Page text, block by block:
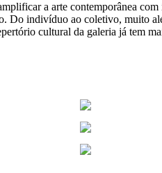
a arte contemporânea
Do indivíduo ao coletivo, muito
cultural da galeria já tem